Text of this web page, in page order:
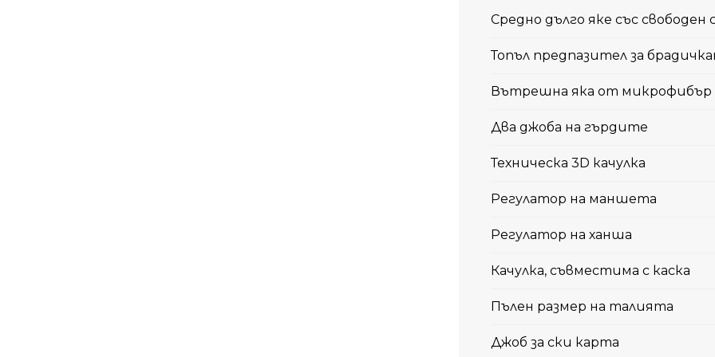
Средно дълго яке със свободен
Топъл предпазител за
Вътрешна яка от микрофибър
Два джоба на гърдите
Техническа 3D качулка
Регулатор на маншета
Регулатор на ханша
Качулка, съвместима с каска
Пълен размер на талията
Джоб за ски карта